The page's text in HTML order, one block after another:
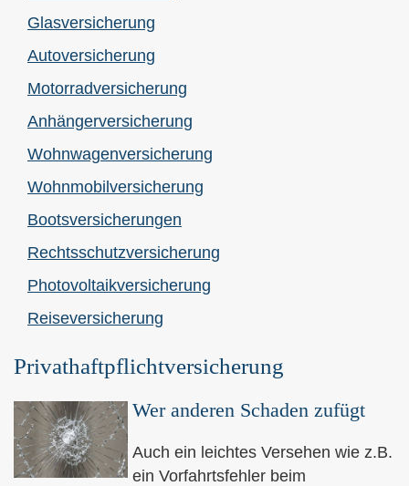
Glasversicherung
Auto­ver­si­che­rung
Motor­rad­ver­sicherung
Anhängerversicherung
Wohnwagenversicherung
Wohnmobilversicherung
Bootsversicherungen
Rechts­schutz­ver­si­che­rung
Photo­voltaik­ver­si­che­rung
Reiseversicherung
Privathaftpflichtversicherung
Wer anderen Schaden zufügt
Auch ein leichtes Versehen wie z.B.
ein Vorfahrtsfehler beim